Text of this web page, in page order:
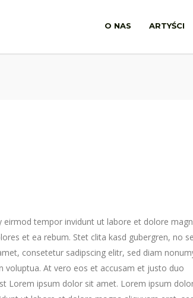
O NAS ARTYŚCI
tempor invidunt ut labore et dolore
et ea rebum. Stet clita kasd gubergren, no
consetetur sadipscing elitr, sed diam
At vero eos et accusam et justo duo
Lorem ipsum dolor sit amet. Lorem ipsum